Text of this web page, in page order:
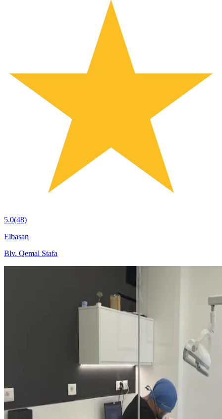
5.0(48)
Elbasan
Blv. Qemal Stafa